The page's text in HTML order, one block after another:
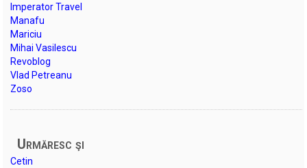
Imperator Travel
Manafu
Mariciu
Mihai Vasilescu
Revoblog
Vlad Petreanu
Zoso
Urmăresc şi
Cetin